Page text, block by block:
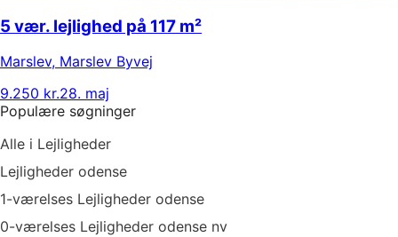
5 vær. lejlighed på 117 m²
Marslev, Marslev Byvej
9.250 kr.28. maj
Populære søgninger
Alle i Lejligheder
Lejligheder odense
1-værelses Lejligheder odense
0-værelses Lejligheder odense nv